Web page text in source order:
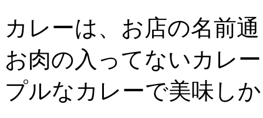
カレーは、お店の名前
お肉の入ってないカレ
プルなカレーで美味し